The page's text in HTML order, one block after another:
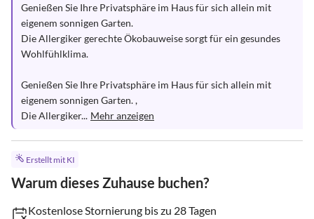
Genießen Sie Ihre Privatsphäre im Haus für sich allein mit
eigenem sonnigen Garten.
Die Allergiker gerechte Ökobauweise sorgt für ein gesundes
Wohlfühlklima.
Genießen Sie Ihre Privatsphäre im Haus für sich allein mit
eigenem sonnigen Garten. ,
Die Allergiker... Mehr anzeigen
Erstellt mit KI
Warum dieses Zuhause buchen?
Kostenlose Stornierung bis zu 28 Tagen